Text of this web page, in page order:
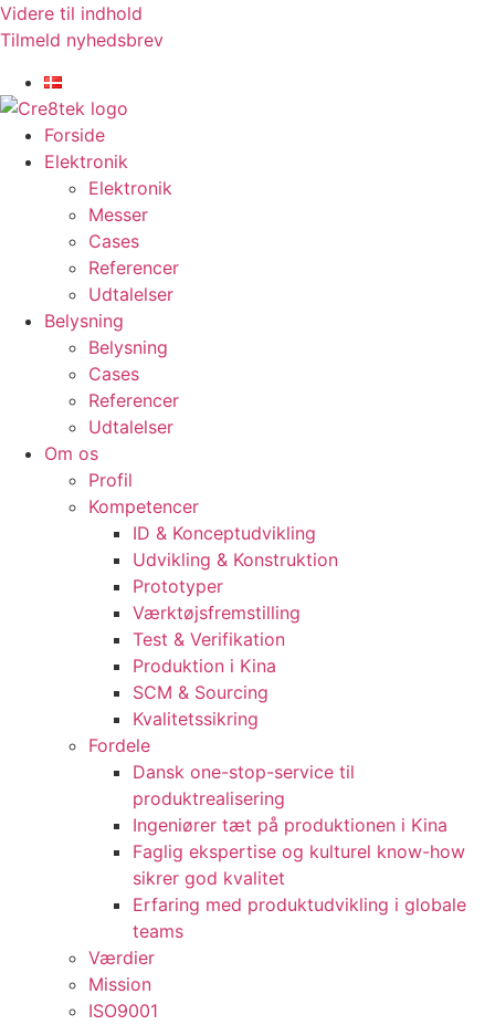
Videre til indhold
Tilmeld nyhedsbrev
Forside
Elektronik
Elektronik
Messer
Cases
Referencer
Udtalelser
Belysning
Belysning
Cases
Referencer
Udtalelser
Om os
Profil
Kompetencer
ID & Konceptudvikling
Udvikling & Konstruktion
Prototyper
Værktøjsfremstilling
Test & Verifikation
Produktion i Kina
SCM & Sourcing
Kvalitetssikring
Fordele
Dansk one-stop-service til
produktrealisering
Ingeniører tæt på produktionen i Kina
Faglig ekspertise og kulturel know-how
sikrer god kvalitet
Erfaring med produktudvikling i globale
teams
Værdier
Mission
ISO9001